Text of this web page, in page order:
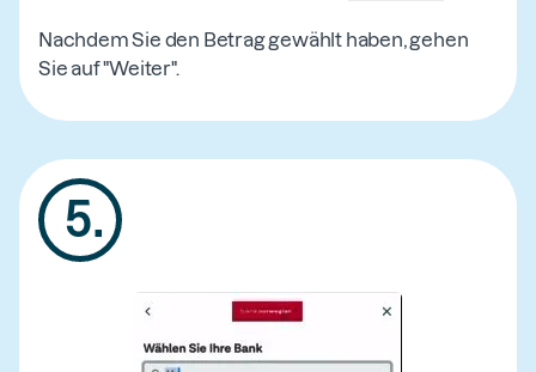
Nachdem Sie den Betrag gewählt haben, gehen
Sie auf "Weiter".
5.